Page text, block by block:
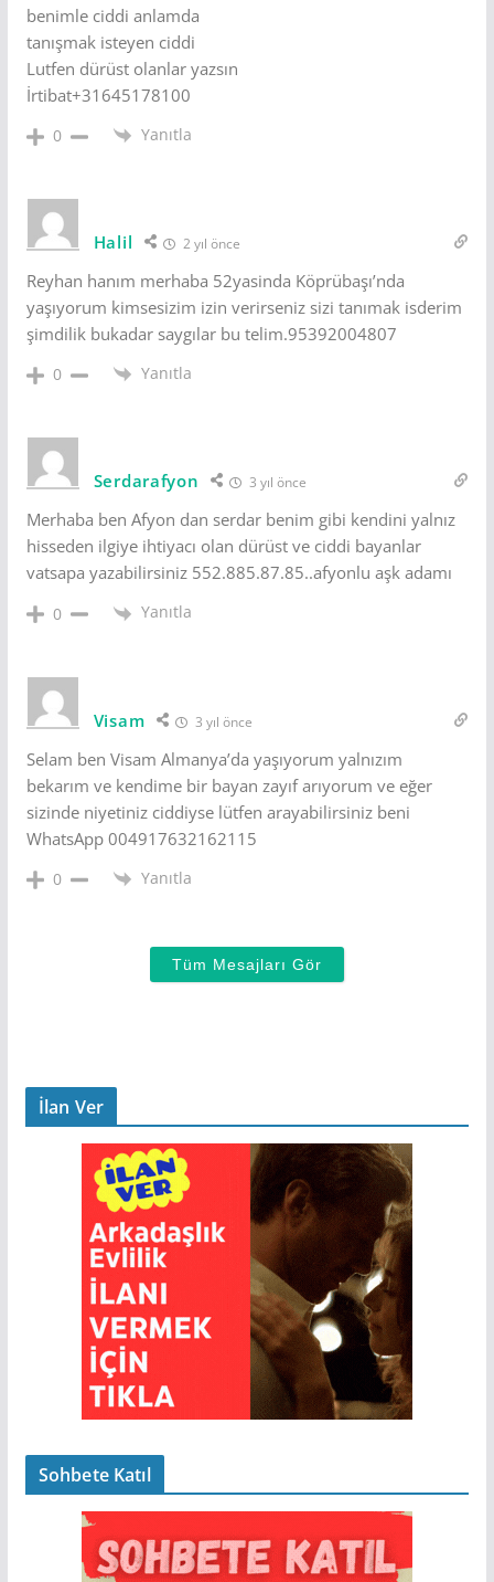
benimle ciddi anlamda
tanışmak isteyen ciddi
Lutfen dürüst olanlar yazsın
İrtibat+31645178100
0 Yanıtla
Halil 2 yıl önce
Reyhan hanım merhaba 52yasinda Köprübaşı’nda
yaşıyorum kimsesizim izin verirseniz sizi tanımak isderim
şimdilik bukadar saygılar bu telim.95392004807
0 Yanıtla
Serdarafyon 3 yıl önce
Merhaba ben Afyon dan serdar benim gibi kendini yalnız
hisseden ilgiye ihtiyacı olan dürüst ve ciddi bayanlar
vatsapa yazabilirsiniz 552.885.87.85..afyonlu aşk adamı
0 Yanıtla
Visam 3 yıl önce
Selam ben Visam Almanya’da yaşıyorum yalnızım
bekarım ve kendime bir bayan zayıf arıyorum ve eğer
sizinde niyetiniz ciddiyse lütfen arayabilirsiniz beni
WhatsApp 004917632162115
0 Yanıtla
Tüm Mesajları Gör
İlan Ver
Sohbete Katıl